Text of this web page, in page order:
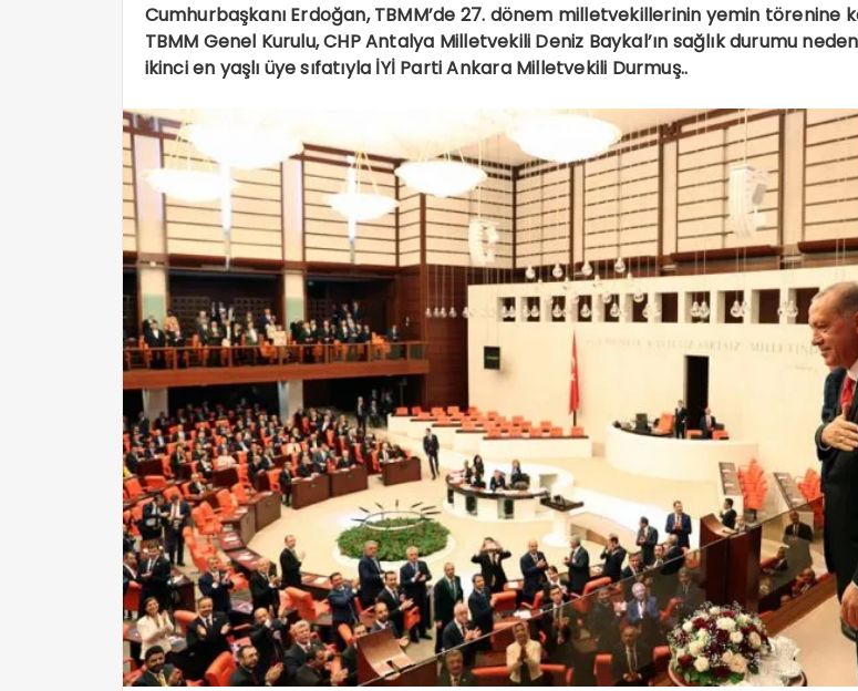
Cumhurbaşkanı Erdoğan, TBMM’de 27. dönem milletvekillerinin yemin törenine
TBMM Genel Kurulu, CHP Antalya Milletvekili Deniz Baykal’ın sağlık durumu
ikinci en yaşlı üye sıfatıyla İYİ Parti Ankara Milletvekili Durmuş..